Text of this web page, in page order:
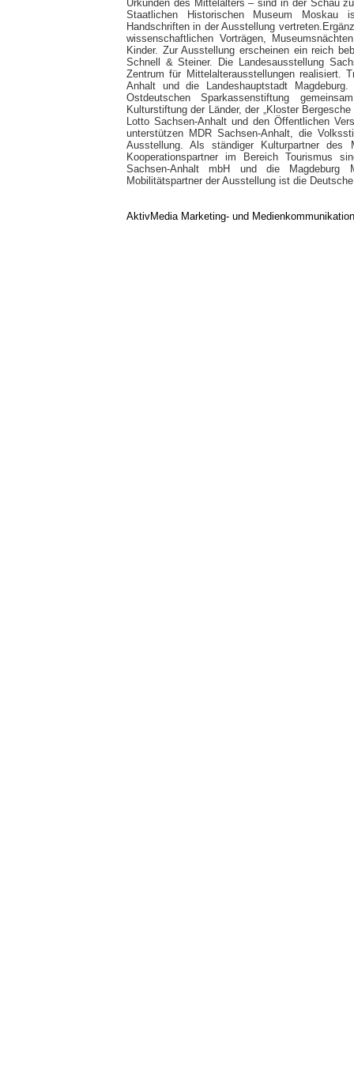
Urkunden des Mittelalters – sind in der Schau
Staatlichen Historischen Museum
Handschriften in der Ausstellung
wissenschaftlichen Vorträgen,
Kinder. Zur Ausstellung erscheinen ein reich
Schnell & Steiner. Die Landesausstellung
Zentrum für Mittelalterausstellungen realisiert.
Anhalt und die Landeshauptstadt
Ostdeutschen Sparkassenstiftung
Kulturstiftung der Länder, der „Kloster
Lotto Sachsen-Anhalt und den Öffentlichen
unterstützen MDR Sachsen-Anhalt, die
Ausstellung. Als ständiger Kulturpartner
Kooperationspartner im Bereich Tourismus
Sachsen-Anhalt mbH und die Magdeburg
Mobilitätspartner der Ausstellung ist die
AktivMedia Marketing- und